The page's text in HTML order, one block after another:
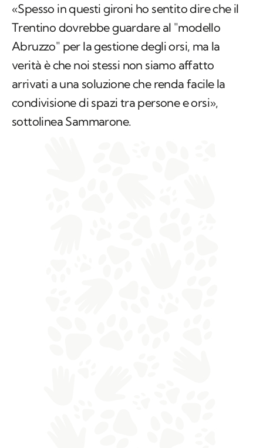
«Spesso in questi gironi ho sentito dire che il
Trentino dovrebbe guardare al "modello
Abruzzo" per la gestione degli orsi, ma la
verità è che noi stessi non siamo affatto
arrivati a una soluzione che renda facile la
condivisione di spazi tra persone e orsi»,
sottolinea Sammarone.